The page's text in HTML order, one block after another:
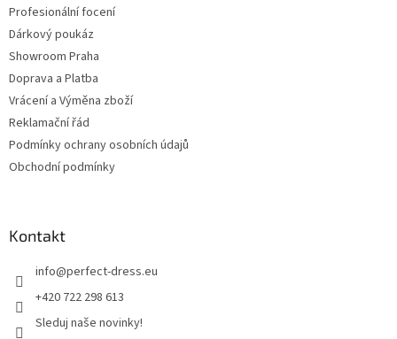
Profesionální focení
Dárkový poukáz
Showroom Praha
Doprava a Platba
Vrácení a Výměna zboží
Reklamační řád
Podmínky ochrany osobních údajů
Obchodní podmínky
Kontakt
info@perfect-dress.eu
+420 722 298 613
Sleduj naše novinky!